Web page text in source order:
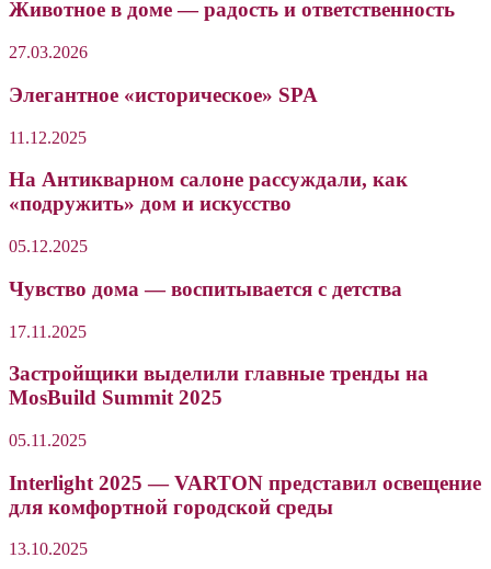
Животное в доме — радость и ответственность
27.03.2026
Элегантное «историческое» SPA
11.12.2025
На Антикварном салоне рассуждали, как
«подружить» дом и искусство
05.12.2025
Чувство дома — воспитывается с детства
17.11.2025
Застройщики выделили главные тренды на
MosBuild Summit 2025
05.11.2025
Interlight 2025 — VARTON представил освещение
для комфортной городской среды
13.10.2025